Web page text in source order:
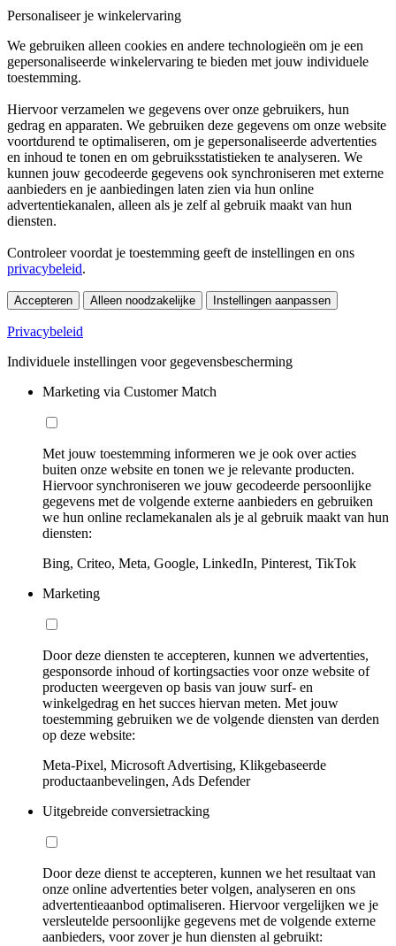
Personaliseer je winkelervaring
We gebruiken alleen cookies en andere technologieën om je een
gepersonaliseerde winkelervaring te bieden met jouw individuele
toestemming.
Hiervoor verzamelen we gegevens over onze gebruikers, hun
gedrag en apparaten. We gebruiken deze gegevens om onze website
voortdurend te optimaliseren, om je gepersonaliseerde advertenties
en inhoud te tonen en om gebruiksstatistieken te analyseren. We
kunnen jouw gecodeerde gegevens ook synchroniseren met externe
aanbieders en je aanbiedingen laten zien via hun online
advertentiekanalen, alleen als je zelf al gebruik maakt van hun
diensten.
Controleer voordat je toestemming geeft de instellingen en ons
privacybeleid.
Accepteren Alleen noodzakelijke Instellingen aanpassen
Privacybeleid
Individuele instellingen voor gegevensbescherming
Marketing via Customer Match
Met jouw toestemming informeren we je ook over acties
buiten onze website en tonen we je relevante producten.
Hiervoor synchroniseren we jouw gecodeerde persoonlijke
gegevens met de volgende externe aanbieders en gebruiken
we hun online reclamekanalen als je al gebruik maakt van hun
diensten:
Bing, Criteo, Meta, Google, LinkedIn, Pinterest, TikTok
Marketing
Door deze diensten te accepteren, kunnen we advertenties,
gesponsorde inhoud of kortingsacties voor onze website of
producten weergeven op basis van jouw surf- en
winkelgedrag en het succes hiervan meten. Met jouw
toestemming gebruiken we de volgende diensten van derden
op deze website:
Meta-Pixel, Microsoft Advertising, Klikgebaseerde
productaanbevelingen, Ads Defender
Uitgebreide conversietracking
Door deze dienst te accepteren, kunnen we het resultaat van
onze online advertenties beter volgen, analyseren en ons
advertentieaanbod optimaliseren. Hiervoor vergelijken we je
versleutelde persoonlijke gegevens met de volgende externe
aanbieders, voor zover je hun diensten al gebruikt: